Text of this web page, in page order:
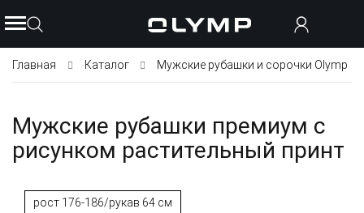
Главная Каталог Мужские рубашки и сорочки Olymp
Мужские рубашки премиум с
рисунком растительный принт
рост 176-186/рукав 64 см